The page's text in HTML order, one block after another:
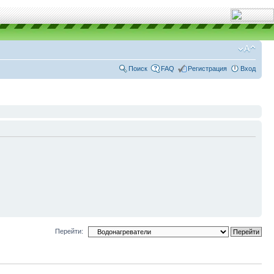
Поиск FAQ Регистрация Вход
Перейти: